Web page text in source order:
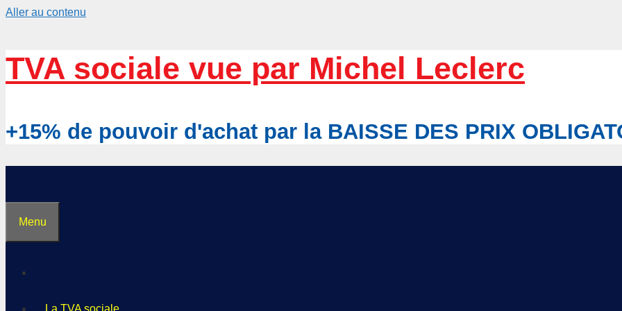
Aller au contenu
TVA sociale vue par Michel Leclerc
+15% de pouvoir d'achat par la BAISSE DES PRIX
Menu
La TVA sociale